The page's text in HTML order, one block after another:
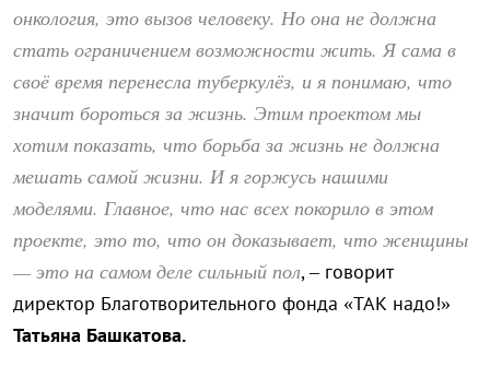
онкология, это вызов человеку. Но она не должна
стать ограничением возможности жить. Я сама в
своё время перенесла туберкулёз, и я понимаю, что
значит бороться за жизнь. Этим проектом мы
хотим показать, что борьба за жизнь не должна
мешать самой жизни. И я горжусь нашими
моделями. Главное, что нас всех покорило в этом
проекте, это то, что он доказывает, что женщины
— это на самом деле сильный пол, – говорит
директор Благотворительного фонда «ТАК надо!»
Татьяна Башкатова.